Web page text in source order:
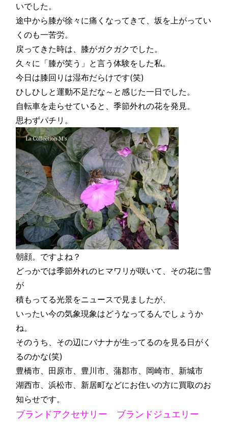
いでした。
途中から膝が徐々に痛くなってきて、坂を上がってい
くのも一苦労。
戻ってきた時は、膝がガクガクでした。
久々に「膝が笑う」と言う体験をした私。
今日は膝回りは湿布だらけです(笑)
ひしひしと運動不足だな～と感じた一日でした。
自転車を走らせていると、季節外れの花を発見。
思わずパチリ。
朝顔。ですよね？
どっかでは季節外れのヒマワリが咲いて、その花に雪
が
積もってる光景をニュースで見ましたが、
いったい今の気象現象はどうなってるんでしょうか
ね。
そのうち、その辺にバナナが生ってるのを見る日がく
るのかな(笑)
豊橋市、田原市、豊川市、蒲郡市、岡崎市、新城市
湖西市、浜松市、新居町などにお住いの方に買取のお
知らせです。
ブランドアクセサリー ブランドジュエリー